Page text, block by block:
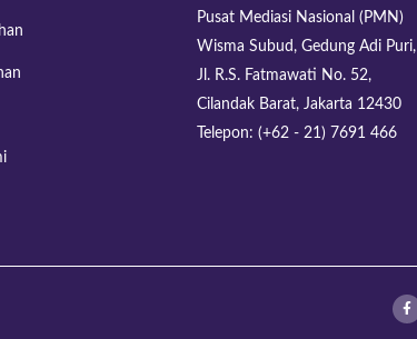
Pusat Mediasi Nasional (PMN)
Wisma Subud, Gedung Adi Puri,
Jl. R.S. Fatmawati No. 52,
Cilandak Barat, Jakarta 12430
Telepon: (+62 - 21) 7691 466